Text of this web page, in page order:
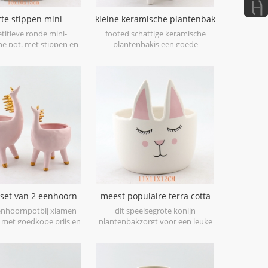
stippen mini
vetplant potten
terracotta mini
ronde mini-
pot, met stippen en
kleine keramische plantenbak
en potten
footed schattige keramische
plantenbakis een goede
van 2 eenhoorn
planterxiamen
goedkope prijs en
meest populaire terra cotta
konijn gezicht pot
dit speelsegrote konijn
plantenbakzorgt voor een leuke
kantoor. in de stijl van modern
detailswitte keramische